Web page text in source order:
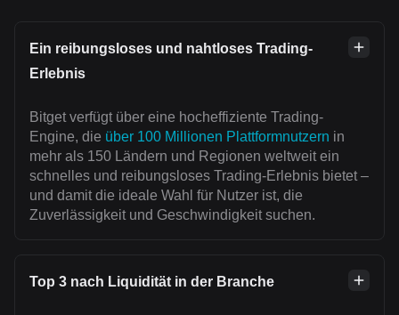
Ein reibungsloses und nahtloses Trading-
Erlebnis
Bitget verfügt über eine hocheffiziente Trading-
Engine, die über 100 Millionen Plattformnutzern in
mehr als 150 Ländern und Regionen weltweit ein
schnelles und reibungsloses Trading-Erlebnis bietet –
und damit die ideale Wahl für Nutzer ist, die
Zuverlässigkeit und Geschwindigkeit suchen.
Top 3 nach Liquidität in der Branche